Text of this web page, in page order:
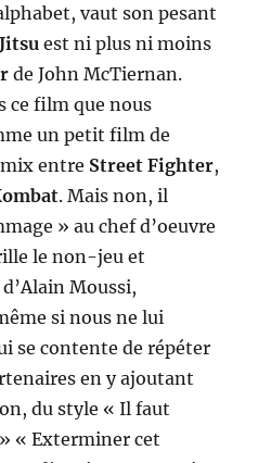
vaut son pesant
est ni plus ni moins
de John McTiernan.
ce film que nous
un petit film de
entre Street Fighter,
. Mais non, il
» au chef d’oeuvre
le non-jeu et
Moussi,
si nous ne lui
se contente de répéter
en y ajoutant
du style « Il faut
« Exterminer cet